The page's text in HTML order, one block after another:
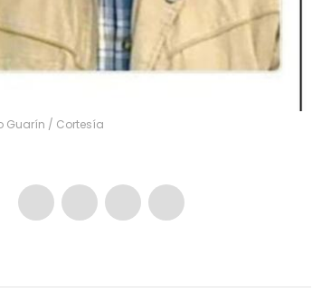
Guarín / Cortesía